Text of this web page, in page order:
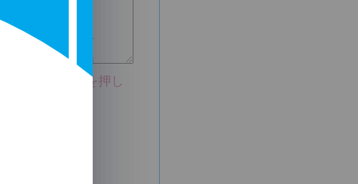
ス（以下、
、以下のとお
めます。利用
によく読むも
容を承諾した
て進むボタンを押し